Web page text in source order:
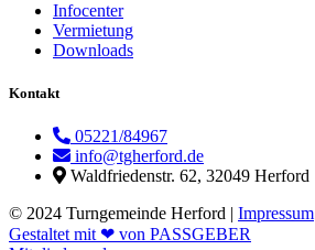
Infocenter
Vermietung
Downloads
Kontakt
05221/84967
info@tgherford.de
Waldfriedenstr. 62, 32049 Herford
© 2024 Turngemeinde Herford | Impressum
Gestaltet mit ❤ von PASSGEBER